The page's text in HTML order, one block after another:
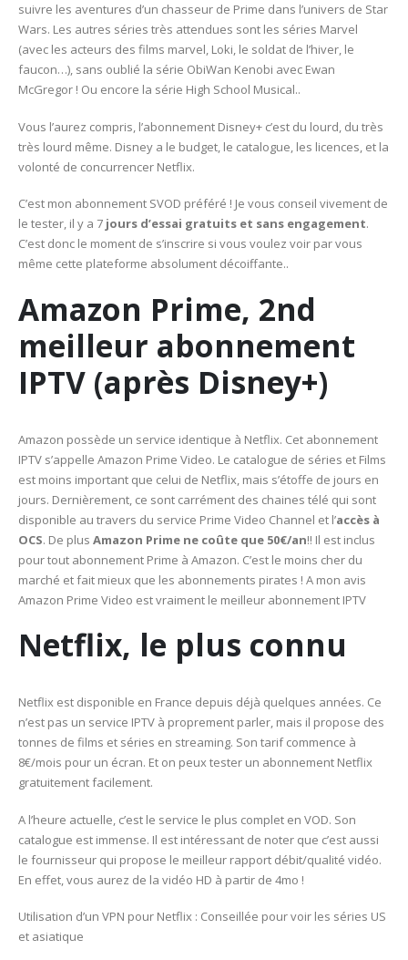
suivre les aventures d’un chasseur de Prime dans l’univers de Star
Wars. Les autres séries très attendues sont les séries Marvel
(avec les acteurs des films marvel, Loki, le soldat de l’hiver, le
faucon…), sans oublié la série ObiWan Kenobi avec Ewan
McGregor ! Ou encore la série High School Musical..
Vous l’aurez compris, l’abonnement Disney+ c’est du lourd, du très
très lourd même. Disney a le budget, le catalogue, les licences, et la
volonté de concurrencer Netflix.
C’est mon abonnement SVOD préféré ! Je vous conseil vivement de
le tester, il y a 7 jours d’essai gratuits et sans engagement.
C’est donc le moment de s’inscrire si vous voulez voir par vous
même cette plateforme absolument décoiffante..
Amazon Prime, 2nd
meilleur abonnement
IPTV (après Disney+)
Amazon possède un service identique à Netflix. Cet abonnement
IPTV s’appelle Amazon Prime Video. Le catalogue de séries et Films
est moins important que celui de Netflix, mais s’étoffe de jours en
jours. Dernièrement, ce sont carrément des chaines télé qui sont
disponible au travers du service Prime Video Channel et l’accès à
OCS. De plus Amazon Prime ne coûte que 50€/an!! Il est inclus
pour tout abonnement Prime à Amazon. C’est le moins cher du
marché et fait mieux que les abonnements pirates ! A mon avis
Amazon Prime Video est vraiment le meilleur abonnement IPTV
Netflix, le plus connu
Netflix est disponible en France depuis déjà quelques années. Ce
n’est pas un service IPTV à proprement parler, mais il propose des
tonnes de films et séries en streaming. Son tarif commence à
8€/mois pour un écran. Et on peux tester un abonnement Netflix
gratuitement facilement.
A l’heure actuelle, c’est le service le plus complet en VOD. Son
catalogue est immense. Il est intéressant de noter que c’est aussi
le fournisseur qui propose le meilleur rapport débit/qualité vidéo.
En effet, vous aurez de la vidéo HD à partir de 4mo !
Utilisation d’un VPN pour Netflix : Conseillée pour voir les séries US
et asiatique